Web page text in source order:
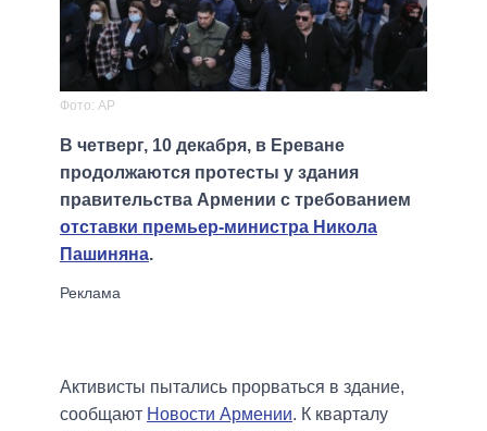
Фото: АР
В четверг, 10 декабря, в Ереване
продолжаются протесты у здания
правительства Армении с требованием
отставки премьер-министра Никола
Пашиняна.
Активисты пытались прорваться в здание,
сообщают Новости Армении. К кварталу